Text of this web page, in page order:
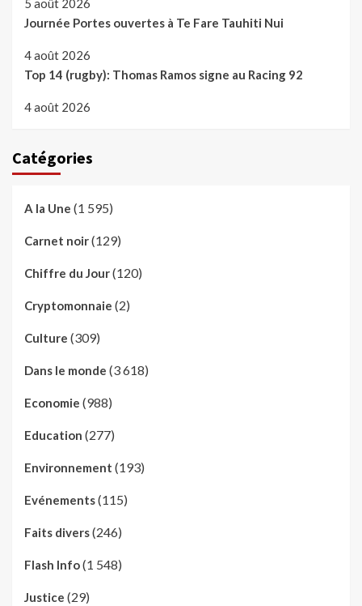
5 août 2026
Journée Portes ouvertes à Te Fare Tauhiti Nui
4 août 2026
Top 14 (rugby): Thomas Ramos signe au Racing 92
4 août 2026
Catégories
A la Une (1 595)
Carnet noir(129)
Chiffre du Jour(120)
Cryptomonnaie (2)
Culture (309)
Dans le monde (3 618)
Economie (988)
Education (277)
Environnement (193)
Evénements(115)
Faits divers(246)
Flash Info(1 548)
Justice (29)